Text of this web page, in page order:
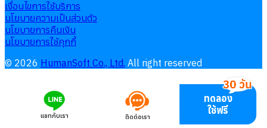
เงื่อนไขการใช้บริการ
นโยบายความเป็นส่วนตัว
นโยบายการคืนเงิน
นโยบายการใช้คุกกี้
© 2026 HumanSoft Co., Ltd. All right reserved
แชทกับเรา ติดต่อเรา
ทดลอง
ใช้ฟรี